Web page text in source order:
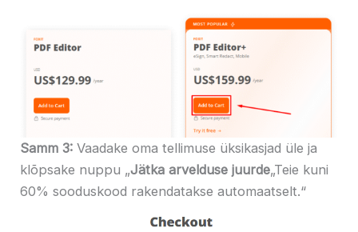
Samm 3: Vaadake oma tellimuse üksikasjad üle ja
klõpsake nuppu „Jätka arvelduse juurde„Teie kuni
60% sooduskood rakendatakse automaatselt.“